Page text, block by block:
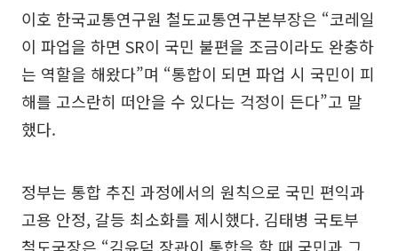
이호 한국교통연구원 철도교통연구본부장은 “코레일
이 파업을 하면 SR이 국민 불편을 조금이라도 완충하
는 역할을 해왔다”며 “통합이 되면 파업 시 국민이 피
해를 고스란히 떠안을 수 있다는 걱정이 든다”고 말
했다.
정부는 통합 추진 과정에서의 원칙으로 국민 편익과
고용 안정, 갈등 최소화를 제시했다. 김태병 국토부
철도국장은 “김윤덕 장관이 통합을 할 때 국민과 그